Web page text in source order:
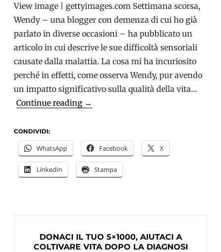
View image | gettyimages.com Settimana scorsa,
Wendy – una blogger con demenza di cui ho già
parlato in diverse occasioni – ha pubblicato un
articolo in cui descrive le sue difficoltà sensoriali
causate dalla malattia. La cosa mi ha incuriosito
perché in effetti, come osserva Wendy, pur avendo
un impatto significativo sulla qualità della vita…
Continue reading Come
demenza:
i
problemi
→
CONDIVIDI:
WhatsApp Facebook X
LinkedIn Stampa
DONACI IL TUO 5×1000, AIUTACI A
COLTIVARE VITA DOPO LA DIAGNOSI